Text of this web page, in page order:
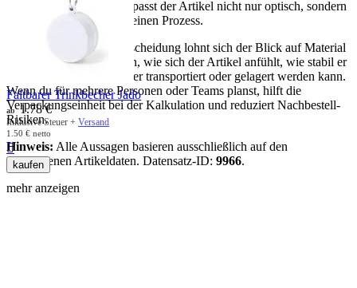
Lagerung, Ausgabe). So passt der Artikel nicht nur optisch, sondern
auch organisatorisch in deinen Prozess.
Für eine sichere Kaufentscheidung lohnt sich der Blick auf Material
und Maße: Sie bestimmen, wie sich der Artikel anfühlt, wie stabil er
im Gebrauch ist und wie er transportiert oder gelagert werden kann.
Wenn du für mehrere Personen oder Teams planst, hilft die
Verpackungseinheit bei der Kalkulation und reduziert Nachbestell-
Risiken.
Hinweis: Alle Aussagen basieren ausschließlich auf den
vorhandenen Artikeldaten. Datensatz-ID: 9966.
mehr anzeigen
Faltbarer Trinkbecher Jado
ab 1.78 €
Inklusive Steuer + Versand
1.50 € netto

kaufen